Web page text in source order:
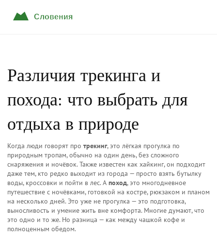
Различия трекинга и
похода: что выбрать для
отдыха в природе
Когда люди говорят про трекинг,это лёгкая прогулка по
природным тропам, обычно на один день, без сложного
снаряжения и ночёвок. Также известен как хайкинг, он подходит
даже тем, кто редко выходит из города — просто взять бутылку
воды, кроссовки и пойти в лес. А поход,это многодневное
путешествие с ночёвками, готовкой на костре, рюкзаком и планом
на несколько дней. Это уже не прогулка — это подготовка,
выносливость и умение жить вне комфорта. Многие думают, что
это одно и то же. Но разница — как между чашкой кофе и
полноценным обедом.